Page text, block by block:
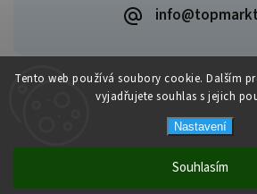
Tento web používá soubory cookie. Dalším
vyjadřujete souhlas s jejich
Nastavení
Souhlasím
Copyright 2026 Topmarkt.cz.
VytvořilShoptet| Design